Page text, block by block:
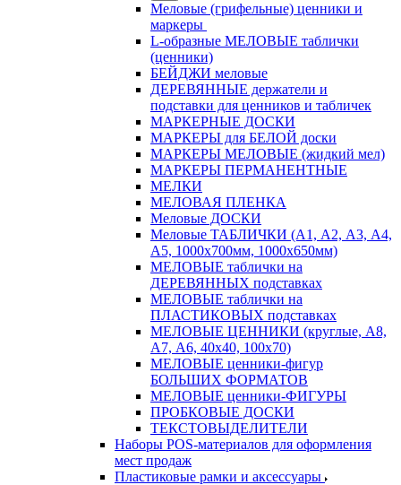
Меловые (грифельные) ценники и
маркеры
L-образные МЕЛОВЫЕ таблички
(ценники)
БЕЙДЖИ меловые
ДЕРЕВЯННЫЕ держатели и
подставки для ценников и табличек
МАРКЕРНЫЕ ДОСКИ
МАРКЕРЫ для БЕЛОЙ доски
МАРКЕРЫ МЕЛОВЫЕ (жидкий мел)
МАРКЕРЫ ПЕРМАНЕНТНЫЕ
МЕЛКИ
МЕЛОВАЯ ПЛЕНКА
Меловые ДОСКИ
Меловые ТАБЛИЧКИ (А1, А2, А3, А4,
А5, 1000х700мм, 1000х650мм)
МЕЛОВЫЕ таблички на
ДЕРЕВЯННЫХ подставках
МЕЛОВЫЕ таблички на
ПЛАСТИКОВЫХ подставках
МЕЛОВЫЕ ЦЕННИКИ (круглые, А8,
А7, А6, 40х40, 100х70)
МЕЛОВЫЕ ценники-фигур
БОЛЬШИХ ФОРМАТОВ
МЕЛОВЫЕ ценники-ФИГУРЫ
ПРОБКОВЫЕ ДОСКИ
ТЕКСТОВЫДЕЛИТЕЛИ
Наборы POS-материалов для оформления
мест продаж
Пластиковые рамки и аксессуары